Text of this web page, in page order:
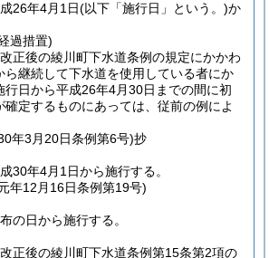
26年4月1日(以下「施行日」という。)か
過措置)
正後の綾川町下水道条例の規定にかかわ
ら継続して下水道を使用している者にか
行日から平成26年4月30日までの間に初
確定するものにあっては、従前の例によ
年3月20日条例第6号)抄
30年4月1日から施行する。
年12月16日条例第19号)
の日から施行する。
正後の綾川町下水道条例第15条第2項の